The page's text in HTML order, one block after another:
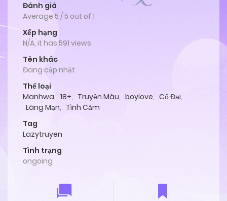
Đánh giá
Average 5 /5 out of 1
Xếp hạng
N/A, it has 591 views
Tên khác
Đang cập nhật
Thể loại
Manhwa, 18+, Truyện Màu, boylove, Cổ Đại,
Lãng Mạn, Tình Cảm
Tag
Lazytruyen
Tình trạng
ongoing